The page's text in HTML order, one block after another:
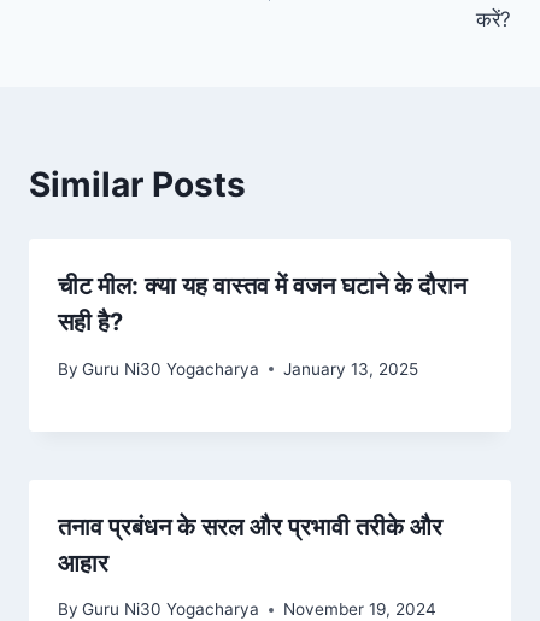
करें?
Similar Posts
चीट मील: क्या यह वास्तव में वजन घटाने के दौरान
सही है?
By Guru Ni30 Yogacharya January 13, 2025
तनाव प्रबंधन के सरल और प्रभावी तरीके और
आहार
By Guru Ni30 Yogacharya November 19, 2024